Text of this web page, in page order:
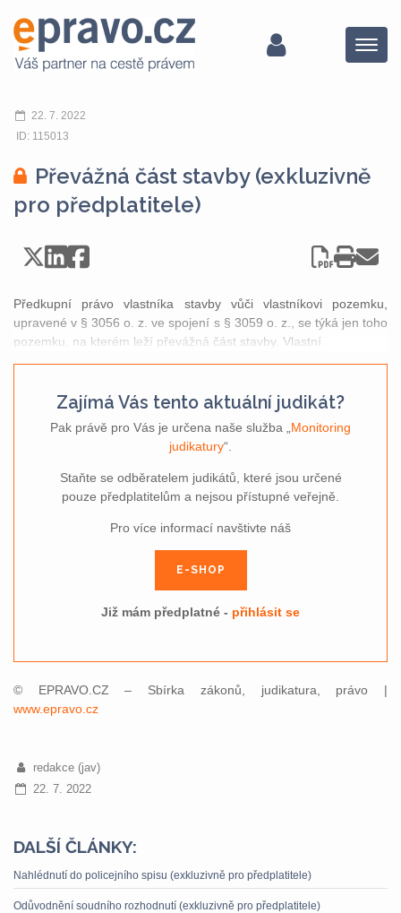
Menu
22. 7. 2022
ID: 115013
Převážná část stavby (exkluzivně
pro předplatitele)
Předkupní právo vlastníka stavby vůči vlastníkovi pozemku,
upravené v § 3056 o. z. ve spojení s § 3059 o. z., se týká jen toho
pozemku, na kterém leží převážná část stavby. Vlastní
Zajímá Vás tento aktuální judikát?
Pak právě pro Vás je určena naše služba „ Monitoring
judikatury“.
Staňte se odběratelem judikátů, které jsou určené
pouze předplatitelům a nejsou přístupné veřejně.
Pro více informací navštivte náš
E-SHOP
Již mám předplatné - přihlásit se
© EPRAVO.CZ – Sbírka zákonů, judikatura, právo |
www.epravo.cz
redakce (jav)
22. 7. 2022
DALŠÍ ČLÁNKY:
Nahlédnutí do policejního spisu (exkluzivně pro předplatitele)
Odůvodnění soudního rozhodnutí (exkluzivně pro předplatitele)